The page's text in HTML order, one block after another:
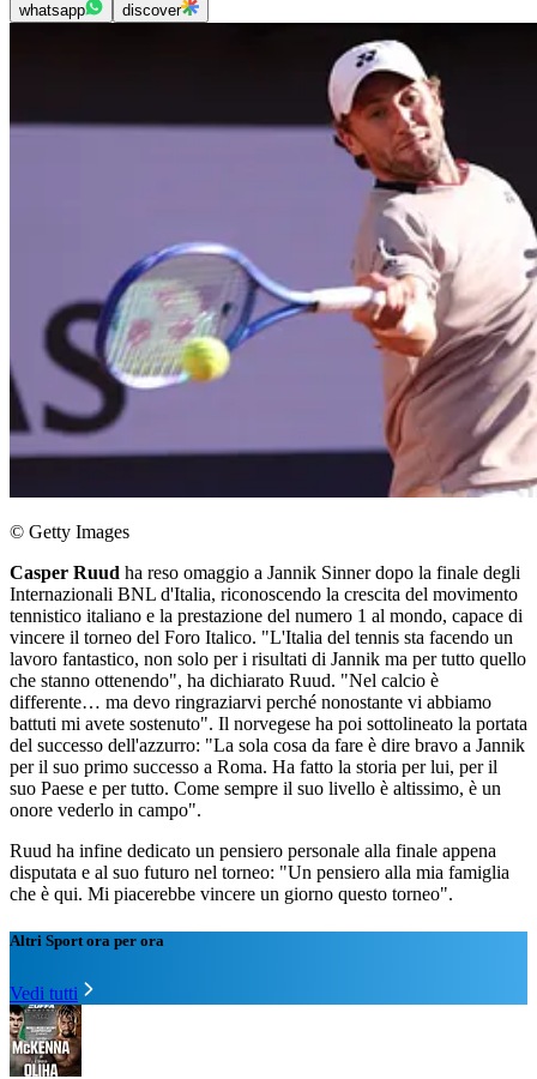
whatsapp discover
© Getty Images
Casper Ruud ha reso omaggio a Jannik Sinner dopo la finale degli
Internazionali BNL d'Italia, riconoscendo la crescita del movimento
tennistico italiano e la prestazione del numero 1 al mondo, capace di
vincere il torneo del Foro Italico. "L'Italia del tennis sta facendo un
lavoro fantastico, non solo per i risultati di Jannik ma per tutto quello
che stanno ottenendo", ha dichiarato Ruud. "Nel calcio è
differente… ma devo ringraziarvi perché nonostante vi abbiamo
battuti mi avete sostenuto". Il norvegese ha poi sottolineato la portata
del successo dell'azzurro: "La sola cosa da fare è dire bravo a Jannik
per il suo primo successo a Roma. Ha fatto la storia per lui, per il
suo Paese e per tutto. Come sempre il suo livello è altissimo, è un
onore vederlo in campo".
Ruud ha infine dedicato un pensiero personale alla finale appena
disputata e al suo futuro nel torneo: "Un pensiero alla mia famiglia
che è qui. Mi piacerebbe vincere un giorno questo torneo".
Altri Sport ora per ora
Vedi tutti